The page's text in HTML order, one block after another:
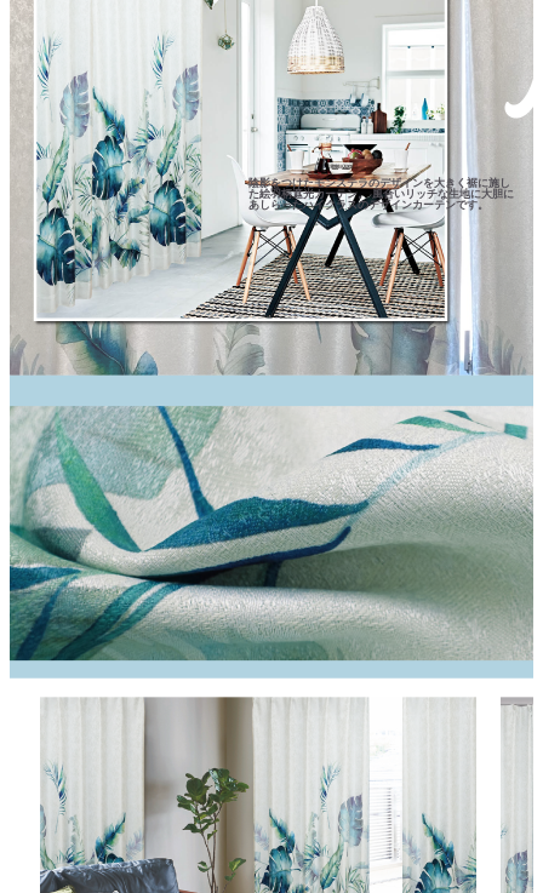
陰影をつけたモンステラのデザインを大きく裾に施し
た絵羽柄遮光カーテン。 風合いリッチな生地に大胆に
あしらったハイクラスのデザインカーテンです。